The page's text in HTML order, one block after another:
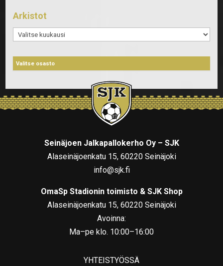
Arkistot
Arkistot
Seinäjoen Jalkapallokerho Oy – SJK
Alaseinäjoenkatu 15, 60220 Seinäjoki
info@sjk.fi
OmaSp Stadionin toimisto & SJK Shop
Alaseinäjoenkatu 15, 60220 Seinäjoki
Avoinna:
Ma–pe klo. 10:00–16:00
YHTEISTYÖSSÄ